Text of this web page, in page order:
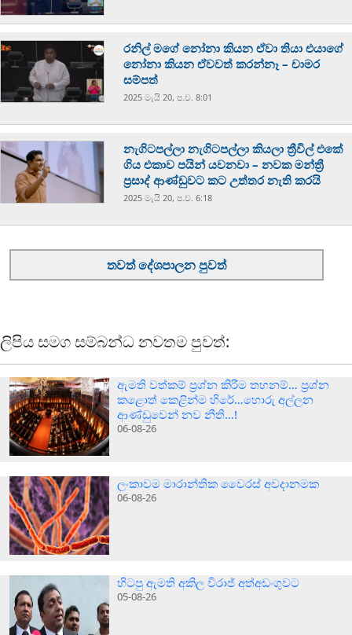
රනිල් මගේ නෝනා කියන ඒවා තියා එයාගේ
නෝනා කියන ඒවවත් කරන්නෑ – චාමර
සම්පත්
2025 මැයි 20, ප.ව. 8:01
නැගිටපල්ලා නැගිටපල්ලා කියලා ත්‍රීවිල් එකේ
ගිය එකාව පයින් යවනවා – නවක මන්ත්‍රී
ප්‍රසාද් ආණ්ඩුවට කට උත්තර නැති කරයි
2025 මැයි 20, ප.ව. 6:18
තවත් දේශපාලන පුවත්
ලිපිය සමග සම්බන්ධ නවතම පුවත්:
ඇමති වත්කම් ප්‍රශ්න කිරීම තහනම්… ප්‍රශ්න
කළොත් කෙළින්ම හිරේ…හොරු අල්ලන
ආණ්ඩුවෙන් නව නීති…!
06-08-26
ලංකාවම මාරාන්තික වෛරස් අවදානමක
06-08-26
හිටපු ඇමති අකිල විරාජ් අත්අඩංගුවට
05-08-26